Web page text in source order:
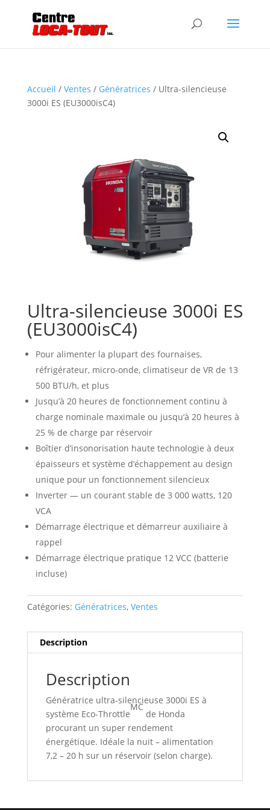
Accueil / Ventes / Génératrices / Ultra-silencieuse
3000i ES (EU3000isC4)
Ultra-silencieuse 3000i ES
(EU3000isC4)
Pour alimenter la plupart des fournaises,
réfrigérateur, micro-onde, climatiseur de VR de 13
500 BTU/h, et plus
Jusqu’à 20 heures de fonctionnement continu à
charge nominale maximale ou jusqu’à 20 heures à
25 % de charge par réservoir
Boîtier d’insonorisation haute technologie à deux
épaisseurs et système d’échappement au design
unique pour un fonctionnement silencieux
Inverter — un courant stable de 3 000 watts, 120
VCA
Démarrage électrique et démarreur auxiliaire à
rappel
Démarrage électrique pratique 12 VCC (batterie
incluse)
Catégories: Génératrices, Ventes
Description
Description
Génératrice ultra-silencieuse 3000i ES à
système Eco-Throttle
MC
de Honda
procurant un super rendement
énergétique. Idéale la nuit – alimentation
7,2 – 20 h sur un réservoir (selon charge).